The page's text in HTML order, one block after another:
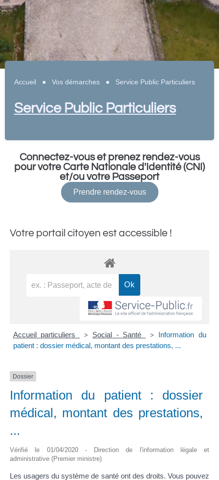
Accueil ● Vos démarches● Service Public Particuliers
Service Public Particuliers
Connectez-vous et prenez rendez-vous
pour votre Carte Nationale d'Identité (CNI)
et/ou votre Passeport
Prendre rendez-vous
Votre portail citoyen est accessible !
Accueil particuliers > Social - Santé >
Information du
patient : dossier médical, montant des prestations, ...
Dossier
Information du patient : dossier
médical, montant des prestations,
...
Vérifié le 01/04/2020 - Direction de l'information légale et
administrative (Premier ministre)
Les usagers du système de santé ont des droits. Vous pouvez